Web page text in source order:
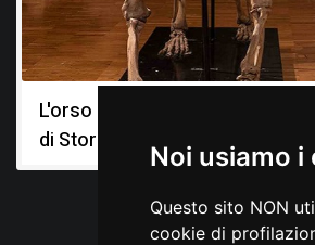
Noi usiamo i
Questo sito NON
cookie di
Marchesetti C., Relazione sugli
eseguiti nel 1904, in Bollettino
Scienze Naturali in Trieste,
Perko G. A., La fauna diluviale
presso Nabresina, in Il Tourista,
L'orso delle caverne: i fossili del
di Storia Naturale di Trieste